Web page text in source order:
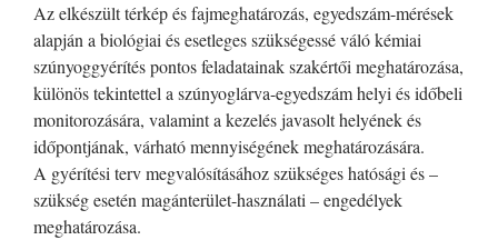
Az elkészült térkép és fajmeghatározás, egyedszám-mérések
alapján a biológiai és esetleges szükségessé váló kémiai
szúnyoggyérítés pontos feladatainak szakértői meghatározása,
különös tekintettel a szúnyoglárva-egyedszám helyi és időbeli
monitorozására, valamint a kezelés javasolt helyének és
időpontjának, várható mennyiségének meghatározására.
A gyérítési terv megvalósításához szükséges hatósági és –
szükség esetén magánterület-használati – engedélyek
meghatározása.